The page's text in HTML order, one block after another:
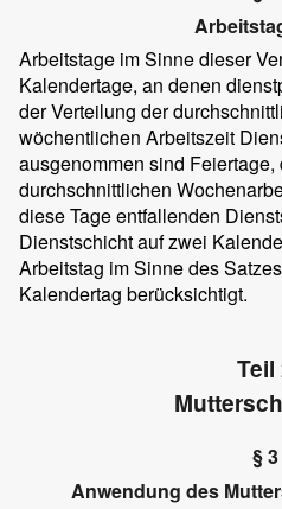
Arbeitstage im Sinne dieser
Kalendertage, an denen
der Verteilung der
wöchentlichen Arbeitszeit
ausgenommen sind
durchschnittlichen
diese Tage entfallenden
Dienstschicht auf zwei
Arbeitstag im Sinne des
Kalendertag berücksichtigt.
Teil
§ 3
Anwendung des